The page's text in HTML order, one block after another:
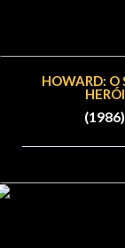
HOWARD: O
HERÓI
(1986)